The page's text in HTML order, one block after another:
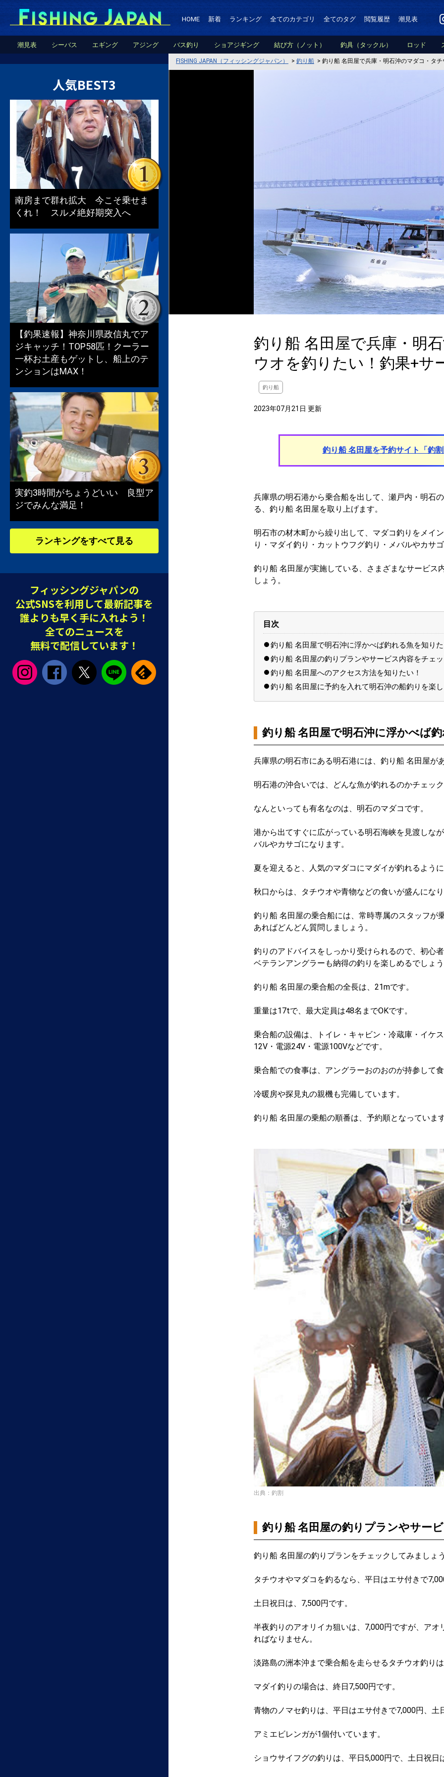
HOME 新着 ランキング 全てのカテゴリ 全てのタグ 閲覧履歴 潮見表
潮見表 シーバス エギング アジング バス釣り ショアジギング 結び方（ノット） 釣具（タックル） ロッド
FISHING JAPAN（フィッシングジャパン） > 釣り船 > 釣り船 名田屋で兵庫・明石沖のマダコ・タ
釣り船 名田屋で兵庫・明
ウオを釣りたい！釣果+サ
釣り船
2023年07月21日 更新
釣り船 名田屋を予約サイト「釣
兵庫県の明石港から乗合船を出して、瀬戸内・明石
る、釣り船 名田屋を取り上げます。
明石市の材木町から繰り出して、マダコ釣りをメイ
り・マダイ釣り・カットウフグ釣り・メバルやカサ
釣り船 名田屋が実施している、さまざまなサービス
しょう。
目次
釣り船 名田屋で明石沖に浮かべば釣れる魚を知り
釣り船 名田屋の釣りプランやサービス内容をチェ
釣り船 名田屋へのアクセス方法を知りたい！
釣り船 名田屋に予約を入れて明石沖の船釣りを楽
釣り船 名田屋で明石沖に浮かべば
兵庫県の明石市にある明石港には、釣り船 名田屋が
明石港の沖合いでは、どんな魚が釣れるのかチェッ
なんといっても有名なのは、明石のマダコです。
港から出てすぐに広がっている明石海峡を見渡しな
バルやカサゴになります。
夏を迎えると、人気のマダコにマダイが釣れるよう
秋口からは、タチウオや青物などの食いが盛んにな
釣り船 名田屋の乗合船には、常時専属のスタッフが
あればどんどん質問しましょう。
釣りのアドバイスをしっかり受けられるので、初心
ベテランアングラーも納得の釣りを楽しめるでしょ
釣り船 名田屋の乗合船の全長は、21mです。
重量は17tで、最大定員は48名までOKです。
乗合船の設備は、トイレ・キャビン・冷蔵庫・イケ
12V・電源24V・電源100Vなどです。
乗合船での食事は、アングラーおのおのが持参して
冷暖房や探見丸の親機も完備しています。
釣り船 名田屋の乗船の順番は、予約順となっていま
出典：釣割
釣り船 名田屋の釣りプランやサー
釣り船 名田屋の釣りプランをチェックしてみましょ
タチウオやマダコを釣るなら、平日はエサ付きで
土日祝日は、7,500円です。
半夜釣りのアオリイカ狙いは、7,000円ですが、ア
ればなりません。
淡路島の洲本沖まで乗合船を走らせるタチウオ釣り
マダイ釣りの場合は、終日7,500円です。
青物のノマセ釣りは、平日はエサ付きで7,000円、土
アミエビレンガが1個付いています。
ショウサイフグの釣りは、平日5,000円で、土日祝日
人気BEST3
南房まで群れ拡大 今こそ乗せま
くれ！ スルメ絶好期突入へ
【釣果速報】神奈川県政信丸でア
ジキャッチ！TOP58匹！クーラー
一杯お土産もゲットし、船上のテ
ンションはMAX！
実釣3時間がちょうどいい 良型ア
ジでみんな満足！
ランキングをすべて見る
フィッシングジャパンの
公式SNSを利用して最新記事を
誰よりも早く手に入れよう！
全てのニュースを
無料で配信しています！